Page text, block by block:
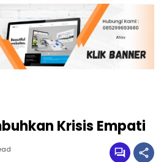
Krisis Empati